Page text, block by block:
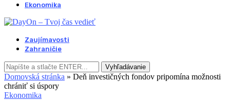
Ekonomika
Zaujímavosti
Zahraničie
Vyhľadávanie
Domovská stránka » Deň investičných fondov pripomína možnosti
chrániť si úspory
Ekonomika